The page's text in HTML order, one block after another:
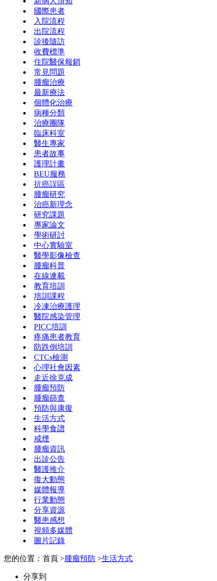
國際患者
入院流程
出院流程
診後隨訪
收費標準
住院醫保報銷
常見問題
腫瘤治療
最新療法
個體化治療
病種分類
治療團隊
臨床科室
醫生專家
患者故事
護理計畫
BEU服務
抗癌誤區
腫瘤研究
治癌新理念
研究課題
專家論文
學術研討
中心實驗室
醫學影像檢查
腫瘤科普
在線連載
教育培訓
培訓課程
冷凍治療護理
醫院感染管理
PICC培訓
疼痛患者教育
防跌倒培訓
CTCs檢測
心理社會因素
走近徐克成
腫瘤預防
腫瘤篩查
預防與康復
生活方式
科學食譜
戒煙
腫瘤資訊
出診公告
醫護推介
復大動態
媒體報導
行業動態
分享資源
醫患感想
視頻多媒體
圖片記錄
您的位置：首頁 >腫瘤預防 >生活方式
分享到